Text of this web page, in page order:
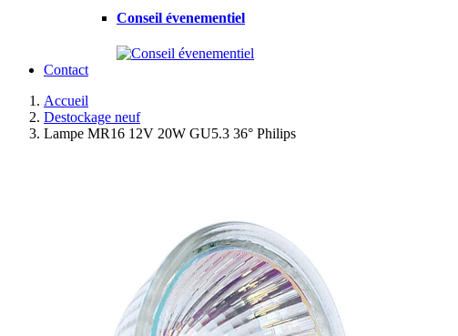
Conseil évenementiel
Contact
Accueil
Destockage neuf
Lampe MR16 12V 20W GU5.3 36° Philips